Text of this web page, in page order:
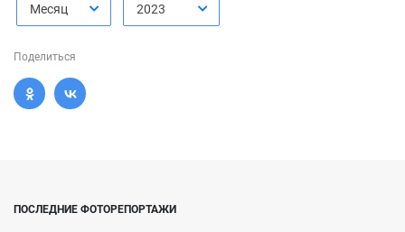
Месяц 2023
Поделиться
ПОСЛЕДНИЕ ФОТОРЕПОРТАЖИ